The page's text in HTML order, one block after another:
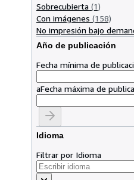
Sobrecubierta (1)
Con imágenes (158)
No impresión bajo
Año de publicación
Fecha mínima de
aFecha máxima de
Idioma
Filtrar por Idioma